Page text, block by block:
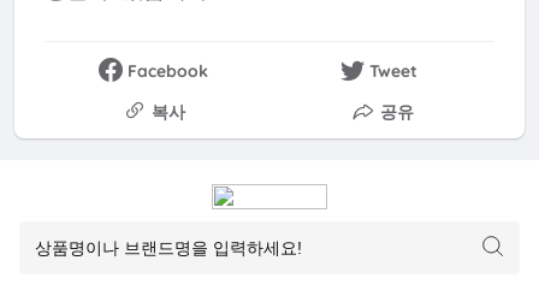
Facebook
Tweet
복사
공유